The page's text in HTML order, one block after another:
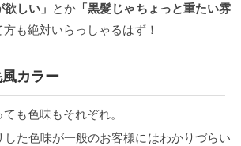
欲しい」 とか 「黒髮じゃちょっと重たい雰
方も絶対いらっしゃるはず！
カラー
も色味もそれぞれ。
した色味が一般のお客様にはわかりづらい